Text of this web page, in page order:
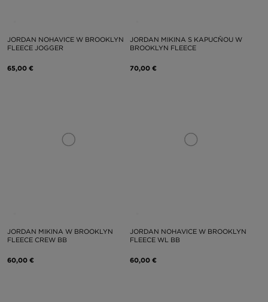
JORDAN NOHAVICE W BROOKLYN
FLEECE JOGGER
65,00 €
JORDAN MIKINA S KAPUCŇOU W
BROOKLYN FLEECE
70,00 €
JORDAN MIKINA W BROOKLYN
FLEECE CREW BB
60,00 €
JORDAN NOHAVICE W BROOKLYN
FLEECE WL BB
60,00 €